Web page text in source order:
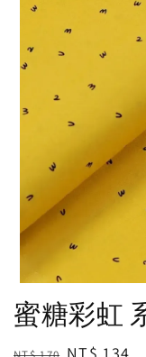
蜜糖彩虹